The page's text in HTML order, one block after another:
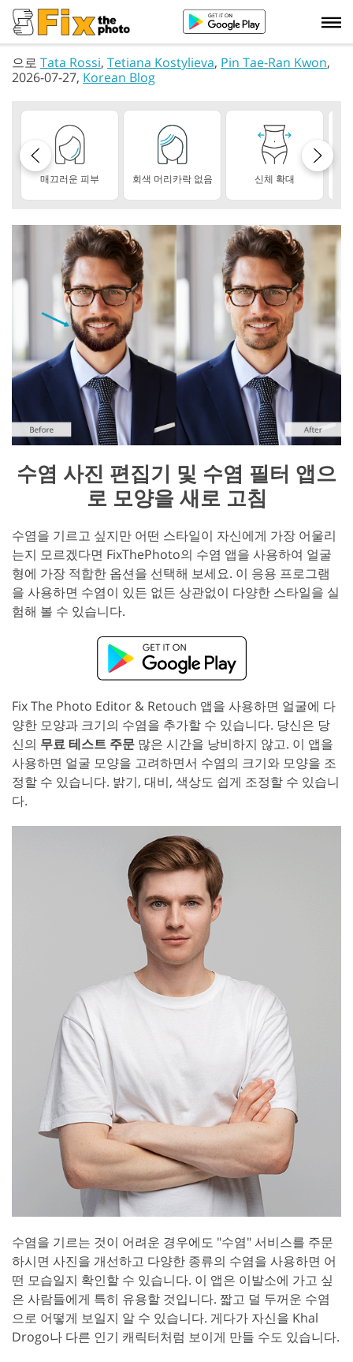
으로 Tata Rossi, Tetiana Kostylieva, Pin Tae-Ran Kwon,
2026-07-27, Korean Blog
매끄러운 피부 회색 머리카락 없음 신체 확대
수염 사진 편집기 및 수염 필터 앱으
로 모양을 새로 고침
수염을 기르고 싶지만 어떤 스타일이 자신에게 가장 어울리
는지 모르겠다면 FixThePhoto의 수염 앱을 사용하여 얼굴
형에 가장 적합한 옵션을 선택해 보세요. 이 응용 프로그램
을 사용하면 수염이 있든 없든 상관없이 다양한 스타일을 실
험해 볼 수 있습니다.
Fix The Photo Editor & Retouch 앱을 사용하면 얼굴에 다
양한 모양과 크기의 수염을 추가할 수 있습니다. 당신은 당
신의 무료 테스트 주문 많은 시간을 낭비하지 않고. 이 앱을
사용하면 얼굴 모양을 고려하면서 수염의 크기와 모양을 조
정할 수 있습니다. 밝기, 대비, 색상도 쉽게 조정할 수 있습니
다.
수염을 기르는 것이 어려운 경우에도 "수염" 서비스를 주문
하시면 사진을 개선하고 다양한 종류의 수염을 사용하면 어
떤 모습일지 확인할 수 있습니다. 이 앱은 이발소에 가고 싶
은 사람들에게 특히 유용할 것입니다. 짧고 덜 두꺼운 수염
으로 어떻게 보일지 알 수 있습니다. 게다가 자신을 Khal
Drogo나 다른 인기 캐릭터처럼 보이게 만들 수도 있습니다.